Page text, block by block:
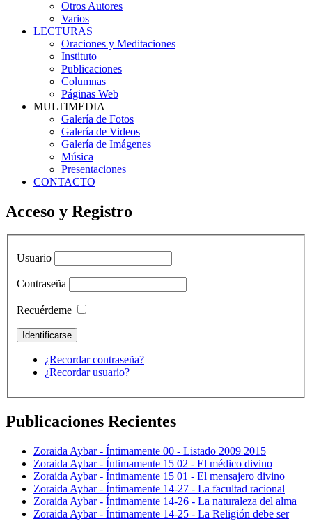
Otros Autores
Varios
LECTURAS
Oraciones y Meditaciones
Instituto
Publicaciones
Columnas
Páginas Web
MULTIMEDIA
Galería de Fotos
Galería de Videos
Galería de Imágenes
Música
Presentaciones
CONTACTO
Acceso y Registro
Usuario
Contraseña
Recuérdeme
¿Recordar contraseña?
¿Recordar usuario?
Publicaciones Recientes
Zoraida Aybar - Íntimamente 00 - Listado 2009 2015
Zoraida Aybar - Íntimamente 15 02 - El médico divino
Zoraida Aybar - Íntimamente 15 01 - El mensajero divino
Zoraida Aybar - Íntimamente 14-27 - La facultad racional
Zoraida Aybar - Íntimamente 14-26 - La naturaleza del alma
Zoraida Aybar - Íntimamente 14-25 - La Religión debe ser